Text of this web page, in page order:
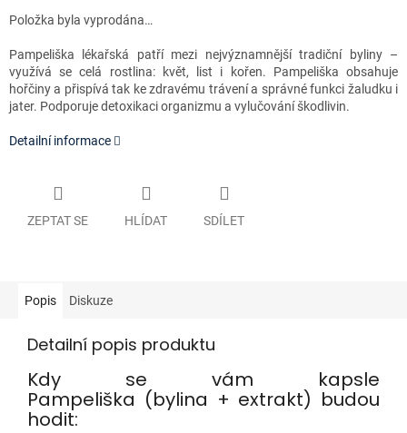
Položka byla vyprodána…
Pampeliška lékařská patří mezi nejvýznamnější tradiční byliny –
využívá se celá rostlina: květ, list i kořen. Pampeliška obsahuje
hořčiny a přispívá tak ke zdravému trávení a správné funkci žaludku i
jater. Podporuje detoxikaci organizmu a vylučování škodlivin.
Detailní informace
ZEPTAT SE HLÍDAT SDÍLET
Popis Diskuze
Detailní popis produktu
Kdy se vám kapsle
Pampeliška (bylina + extrakt) budou
hodit: